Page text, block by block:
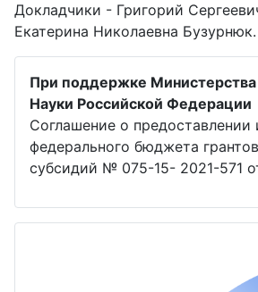
Докладчики - Григорий
Екатерина Николаевна Бузурнюк.
При поддержке Министерства
Науки Российской Федерации
Соглашение о предоставлении
федерального бюджета
субсидий № 075-15- 2021-571